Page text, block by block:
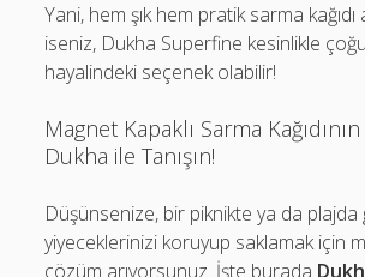
Yani, hem şık hem pratik sarma kağıdı
iseniz, Dukha Superfine kesinlikle
hayalindeki seçenek olabilir!
Magnet Kapaklı Sarma
Dukha ile Tanışın!
Düşünsenize, bir piknikte ya da plajda
yiyeceklerinizi koruyup saklamak için
çözüm arıyorsunuz. İşte burada